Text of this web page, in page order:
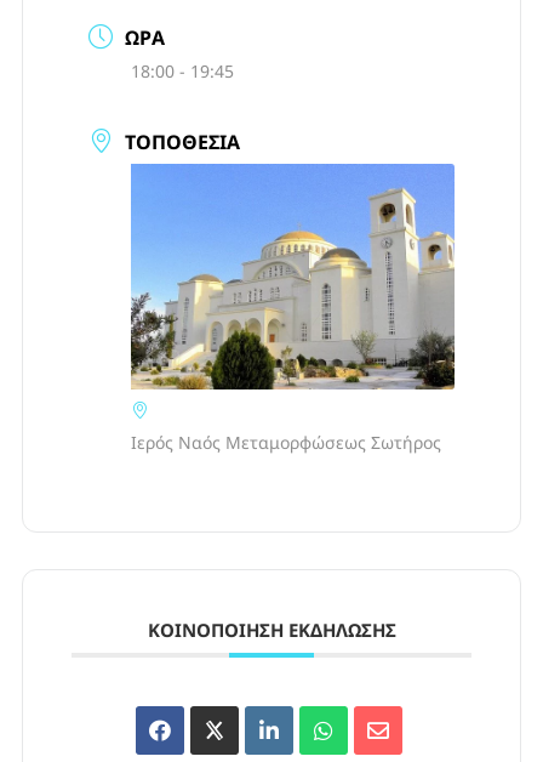
ΏΡΑ
18:00 - 19:45
ΤΟΠΟΘΕΣΊΑ
Ιερός Ναός Μεταμορφώσεως Σωτήρος
ΚΟΙΝΟΠΟΊΗΣΗ ΕΚΔΉΛΩΣΗΣ